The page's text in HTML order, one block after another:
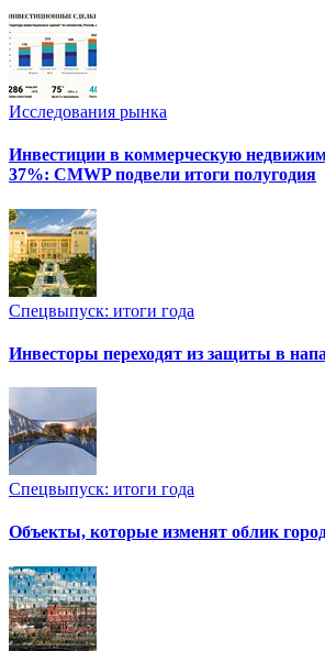
Исследования рынка
Инвестиции в коммерческую
37%: CMWP подвели итоги полугодия
Спецвыпуск: итоги года
Инвесторы переходят из защиты в
Спецвыпуск: итоги года
Объекты, которые изменят облик